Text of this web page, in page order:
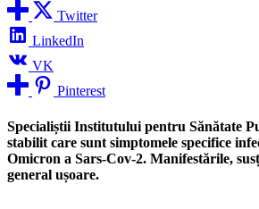
Twitter
LinkedIn
VK
Pinterest
Specialiștii Institutului pentru Sănătate
stabilit care sunt simptomele specifice
Omicron a Sars-Cov-2. Manifestările,
general ușoare.